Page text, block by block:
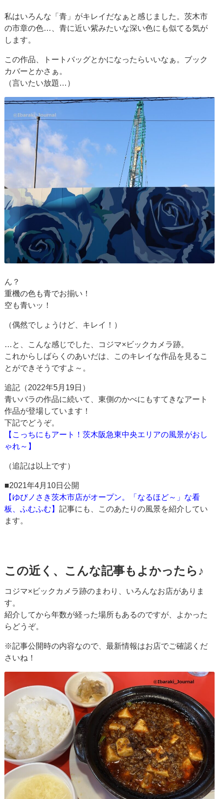
私はいろんな「青」がキレイだなぁと感じました。茨木市
の市章の色…、青に近い紫みたいな深い色にも似てる気が
します。
この作品、トートバッグとかになったらいいなぁ。ブック
カバーとかさぁ。
（言いたい放題…）
ん？
重機の色も青でお揃い！
空も青いッ！
（偶然でしょうけど、キレイ！）
…と、こんな感じでした、コジマ×ビックカメラ跡。
これからしばらくのあいだは、このキレイな作品を見るこ
とができそうですよ～。
追記（2022年5月19日）
青いバラの作品に続いて、東側のかべにもすてきなアート
作品が登場しています！
下記でどうぞ。
【こっちにもアート！茨木阪急東中央エリアの風景がおし
ゃれ～】
（追記は以上です）
■2021年4月10日公開
【ゆびノさき茨木市店がオープン。「なるほど～」な看
板、ふむふむ】記事にも、このあたりの風景を紹介してい
ます。
この近く、こんな記事もよかったら♪
コジマ×ビックカメラ跡のまわり、いろんなお店がありま
す。
紹介してから年数が経った場所もあるのですが、よかった
らどうぞ。
※記事公開時の内容なので、最新情報はお店でご確認くだ
さいね！